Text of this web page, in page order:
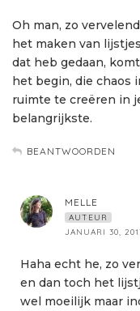
Oh man, zo
het maken van
dat heb gedaan,
het begin, die chaos
ruimte te creëren in
belangrijkste.
BEANTWOORDEN
MELLE
AUTEUR
JANUARI 30,
Haha echt he, zo
en dan toch het
wel moeilijk maar